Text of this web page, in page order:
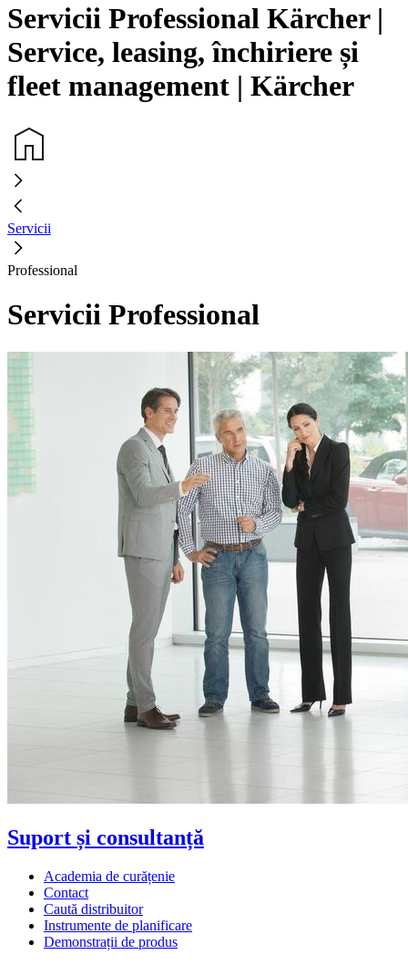
Servicii Professional Kärcher |
Service, leasing, închiriere și
fleet management | Kärcher
Servicii
Professional
Servicii Professional
Suport și consultanță
Academia de curățenie
Contact
Caută distribuitor
Instrumente de planificare
Demonstrații de produs